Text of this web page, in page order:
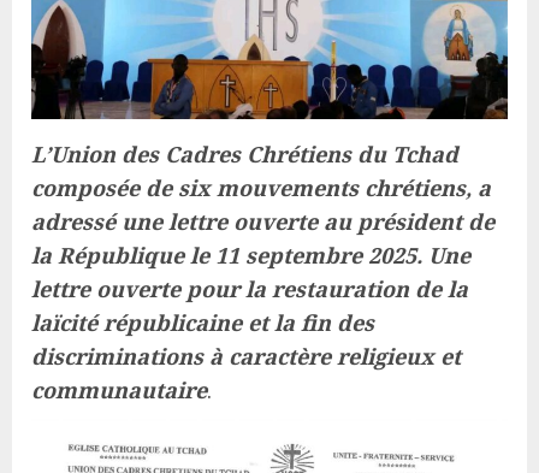
L’Union des Cadres Chrétiens du Tchad
composée de six mouvements chrétiens, a
adressé une lettre ouverte au président de
la République le 11 septembre 2025. Une
lettre ouverte pour la restauration de la
laïcité républicaine et la fin des
discriminations à caractère religieux et
communautaire.